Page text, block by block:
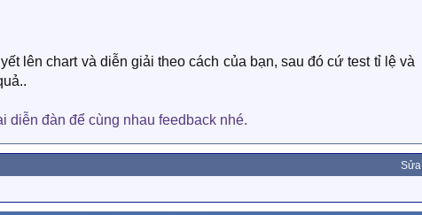
lên chart và diễn giải theo cách của bạn, sau đó cứ test tỉ lệ và
diễn đàn để cùng nhau feedback nhé.
Sửa